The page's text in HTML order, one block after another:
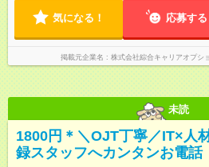
気になる！ 応募する
掲載元企業名 株式会社綜合キャリアオプ
未読
1800円＊＼OJT丁寧／IT×人
録スタッフへカンタンお電話